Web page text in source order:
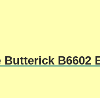
B6602